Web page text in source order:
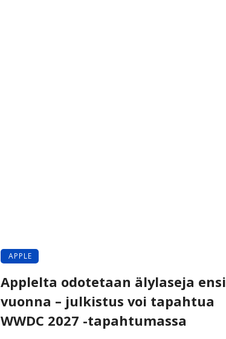
APPLE
Applelta odotetaan älylaseja ensi
vuonna – julkistus voi tapahtua
WWDC 2027 -tapahtumassa